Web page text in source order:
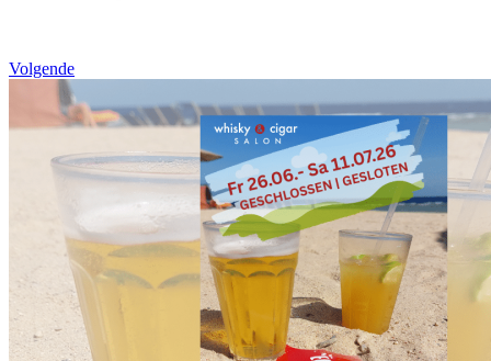
Volgende